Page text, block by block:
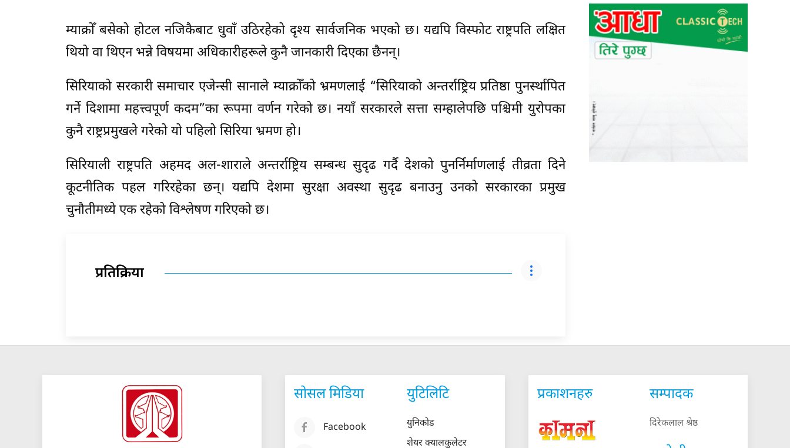
म्याक्रोँ बसेको होटल नजिकैबाट धुवाँ उठिरहेको दृश्य सार्वजनिक भएको छ। यद्यपि विस्फोट राष्ट्रपति लक्षित
थियो वा थिएन भन्ने विषयमा अधिकारीहरूले कुनै जानकारी दिएका छैनन्।
सिरियाको सरकारी समाचार एजेन्सी सानाले म्याक्रोँको भ्रमणलाई “सिरियाको अन्तर्राष्ट्रिय प्रतिष्ठा पुनर्स्थापित
गर्ने दिशामा महत्त्वपूर्ण कदम”का रूपमा वर्णन गरेको छ। नयाँ सरकारले सत्ता सम्हालेपछि पश्चिमी युरोपका
कुनै राष्ट्रप्रमुखले गरेको यो पहिलो सिरिया भ्रमण हो।
सिरियाली राष्ट्रपति अहमद अल-शाराले अन्तर्राष्ट्रिय सम्बन्ध सुदृढ गर्दै देशको पुनर्निर्माणलाई तीव्रता दिने
कूटनीतिक पहल गरिरहेका छन्। यद्यपि देशमा सुरक्षा अवस्था सुदृढ बनाउनु उनको सरकारका प्रमुख
चुनौतीमध्ये एक रहेको विश्लेषण गरिएको छ।
प्रतिक्रिया
सोसल मिडिया
Facebook
युटिलिटि
युनिकोड
शेयर क्यालकुलेटर
प्रकाशनहरु सम्पादक
दिरेकलाल श्रेष्ठ